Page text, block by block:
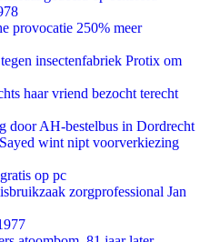
provocatie 250% meer
insectenfabriek Protix om
haar vriend bezocht terecht
door AH-bestelbus in Dordrecht
wint nipt voorverkiezing
op pc
zorgprofessional Jan